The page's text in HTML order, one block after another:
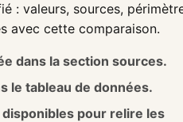
: valeurs, sources,
avec cette comparaison.
dans la section sources.
le tableau de données.
disponibles pour relire les